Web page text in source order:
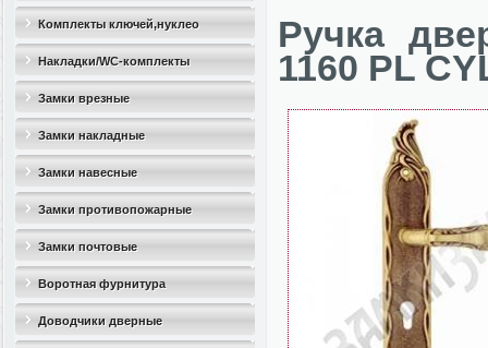
Комплекты ключей,нуклео
Накладки/WC-комплекты
Замки врезные
Замки накладные
Замки навесные
Замки противопожарные
Замки почтовые
Воротная фурнитура
Доводчики дверные
Ручка
1160 PL